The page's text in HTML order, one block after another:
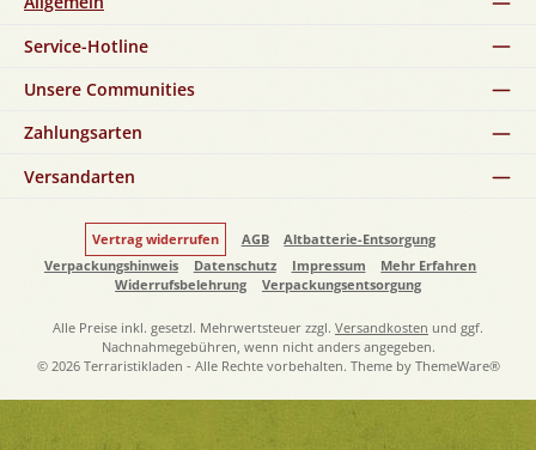
Service-Hotline
Unsere Communities
Zahlungsarten
Versandarten
Vertrag widerrufen AGB
Altbatterie-Entsorgung
Verpackungshinweis
Datenschutz Impressum
Mehr Erfahren
Widerrufsbelehrung
Verpackungsentsorgung
Alle Preise inkl. gesetzl. Mehrwertsteuer zzgl. Versandkosten und ggf.
Nachnahmegebühren, wenn nicht anders angegeben.
© 2026 Terraristikladen - Alle Rechte vorbehalten. Theme by ThemeWare®